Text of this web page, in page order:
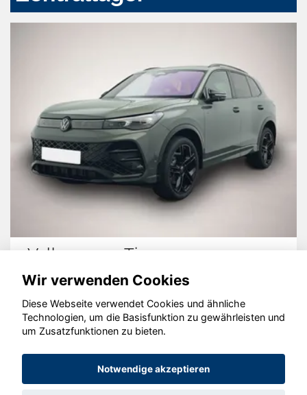
Volkswagen Tiguan
© konjunkturmotor.de GmbH 2020 - 2026
Wir verwenden Cookies
Diese Webseite verwendet Cookies und ähnliche
Technologien, um die Basisfunktion zu gewährleisten und
um Zusatzfunktionen zu bieten.
Notwendige akzeptieren